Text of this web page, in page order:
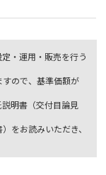
・運用・販売を行う
ので、基準価額が
明書（交付目論見
をお読みいただき、